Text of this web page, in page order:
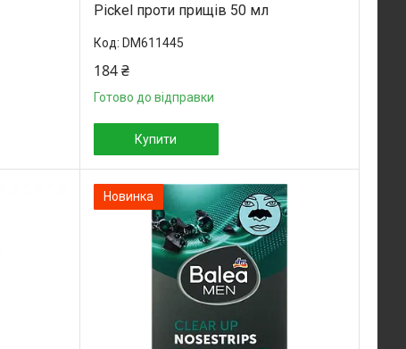
Pickel проти прищів 50 мл
DM611445
184 ₴
Готово до відправки
Купити
Новинка